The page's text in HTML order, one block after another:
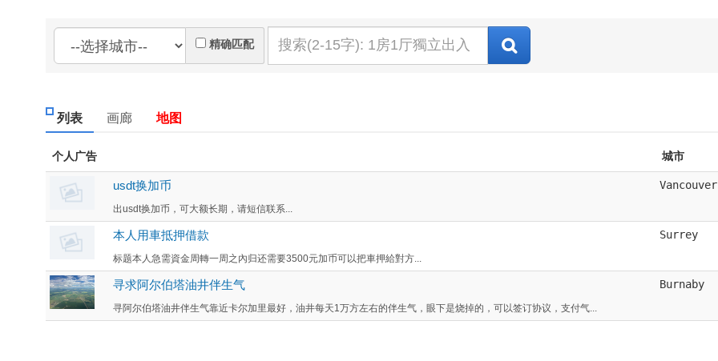
精确匹配
列表 画廊 地图
个人广告 城市
usdt换加币
出usdt换加币，可大额长期，请短信联系...
Vancouver
本人用車抵押借款
标题本人急需資金周轉一周之內归还需要3500元加币可以把車押給對方...
Surrey
寻求阿尔伯塔油井伴生气
寻阿尔伯塔油井伴生气靠近卡尔加里最好，油井每天1万方左右的伴生气，眼下是烧掉的，可以签订协议，支付气...
Burnaby